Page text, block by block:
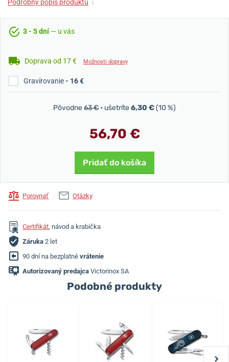
Podrobný popis produktu ↓
3 - 5 dní— u vás
Doprava od 17 € Možnosti dopravy
Gravírovanie- 16 €
Pôvodne63 € • ušetríte6,30 €(10 %)
56,70 €
Pridať do košíka
Porovnať Otázky
Certifikát, návod a krabička
Záruka 2 let
90 dní na bezplatné vrátenie
Autorizovaný predajca Victorinox SA
Podobné produkty